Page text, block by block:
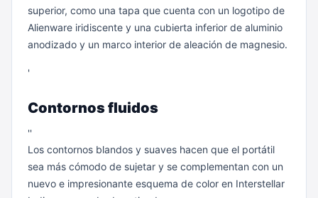
superior, como una tapa que cuenta con un logotipo de
Alienware iridiscente y una cubierta inferior de aluminio
anodizado y un marco interior de aleación de magnesio.
'
Contornos fluidos
''
Los contornos blandos y suaves hacen que el portátil
sea más cómodo de sujetar y se complementan con un
nuevo e impresionante esquema de color en Interstellar